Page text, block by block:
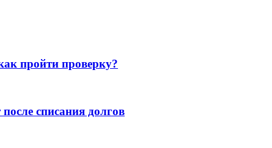
пройти проверку?
списания долгов